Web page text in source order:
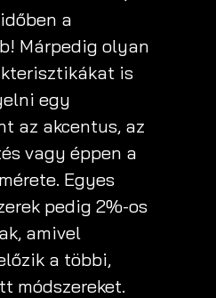
a
Márpedig olyan
is
egy
az akcentus, az
vagy éppen a
Egyes
pedig 2%-os
amivel
a többi,
módszereket.